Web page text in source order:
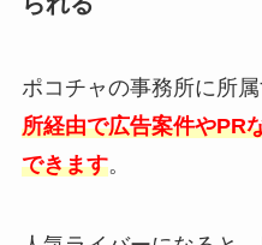
ポコチャの事務所に所属
所経由で広告案件やPR
できます。